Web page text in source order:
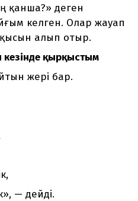
қанша?» деген
келген. Олар жауап
алып отыр.
қырқыстым
жері бар.
— дейді.